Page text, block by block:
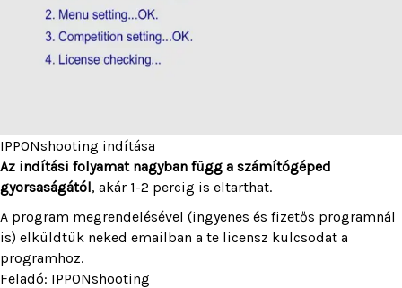
IPPONshooting indítása
Az indítási folyamat nagyban függ a számítógéped
gyorsaságától, akár 1-2 percig is eltarthat.
A program megrendelésével (ingyenes és fizetős programnál
is) elküldtük neked emailban a te licensz kulcsodat a
programhoz.
Feladó: IPPONshooting